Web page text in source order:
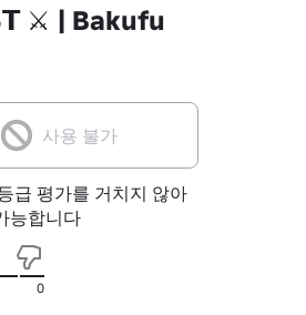
⚔ | Bakufu
사용 불가
급 평가를 거치지 않아
능합니다
0